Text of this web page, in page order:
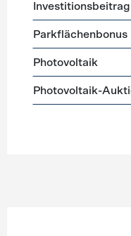
Investitionsbeitrag
Parkflächenbonus
Photovoltaik
Photovoltaik-